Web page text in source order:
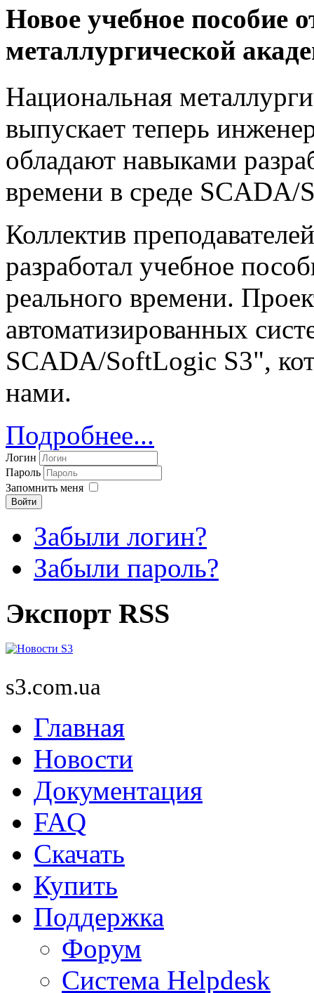
Новое учебное пособие
металлургической
Национальная
выпускает теперь
обладают навыками
времени в среде
Коллектив
разработал учебное
реального времени.
автоматизированных
SCADA/SoftLogic S3",
нами.
Подробнее...
Логин
Пароль
Запомнить меня
Войти
Забыли логин?
Забыли пароль?
Экспорт RSS
s3.com.ua
Главная
Новости
Документация
FAQ
Скачать
Купить
Поддержка
Форум
Система Helpdesk